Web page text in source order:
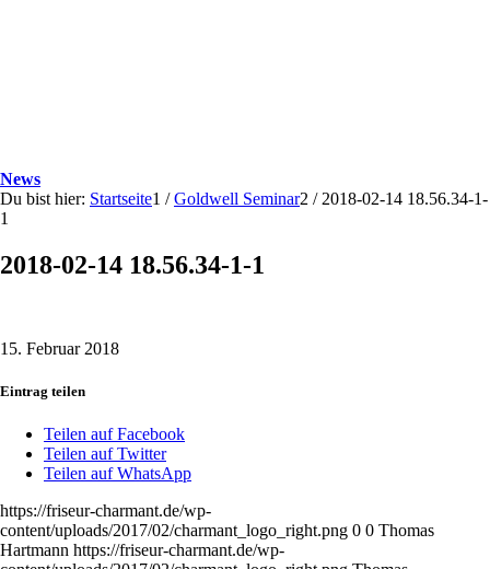
News
Du bist hier: Startseite1 / Goldwell Seminar2 / 2018-02-14 18.56.34-1-
1
2018-02-14 18.56.34-1-1
15. Februar 2018
Eintrag teilen
Teilen auf Facebook
Teilen auf Twitter
Teilen auf WhatsApp
https://friseur-charmant.de/wp-
content/uploads/2017/02/charmant_logo_right.png 0 0 Thomas
Hartmann https://friseur-charmant.de/wp-